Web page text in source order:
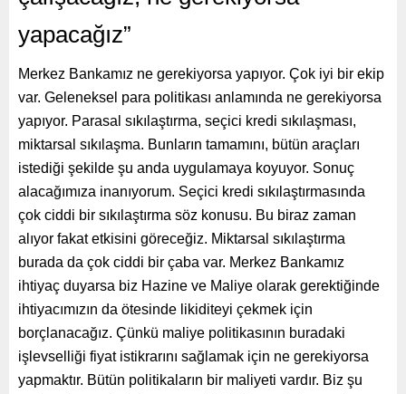
yapacağız”
Merkez Bankamız ne gerekiyorsa yapıyor. Çok iyi bir ekip
var. Geleneksel para politikası anlamında ne gerekiyorsa
yapıyor. Parasal sıkılaştırma, seçici kredi sıkılaşması,
miktarsal sıkılaşma. Bunların tamamını, bütün araçları
istediği şekilde şu anda uygulamaya koyuyor. Sonuç
alacağımıza inanıyorum. Seçici kredi sıkılaştırmasında
çok ciddi bir sıkılaştırma söz konusu. Bu biraz zaman
alıyor fakat etkisini göreceğiz. Miktarsal sıkılaştırma
burada da çok ciddi bir çaba var. Merkez Bankamız
ihtiyaç duyarsa biz Hazine ve Maliye olarak gerektiğinde
ihtiyacımızın da ötesinde likiditeyi çekmek için
borçlanacağız. Çünkü maliye politikasının buradaki
işlevselliği fiyat istikrarını sağlamak için ne gerekiyorsa
yapmaktır. Bütün politikaların bir maliyeti vardır. Biz şu